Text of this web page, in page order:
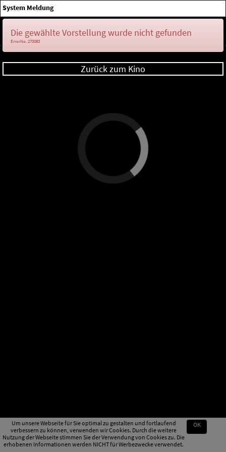
Um unsere Webseite für Sie optimal zu gestalten und fortlaufend
verbessern zu können, verwenden wir Cookies. Durch die weitere
Nutzung der Webseite stimmen Sie der Verwendung von Cookies zu. Die
erhobenen Informationen werden NICHT für Werbezwecke verwendet.
OK
System Meldung
Die gewählte Vorstellung wurde nicht gefunden
ErrorNo. 270083
Zurück zum Kino